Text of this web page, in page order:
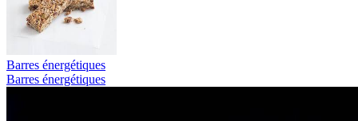
Barres énergétiques
Barres énergétiques